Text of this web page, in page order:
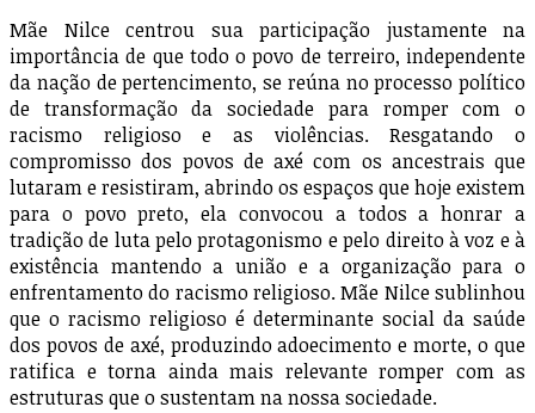
Mãe Nilce centrou sua participação justamente na
importância de que todo o povo de terreiro, independente
da nação de pertencimento, se reúna no processo político
de transformação da sociedade para romper com o
racismo religioso e as violências. Resgatando o
compromisso dos povos de axé com os ancestrais que
lutaram e resistiram, abrindo os espaços que hoje existem
para o povo preto, ela convocou a todos a honrar a
tradição de luta pelo protagonismo e pelo direito à voz e à
existência mantendo a união e a organização para o
enfrentamento do racismo religioso. Mãe Nilce sublinhou
que o racismo religioso é determinante social da saúde
dos povos de axé, produzindo adoecimento e morte, o que
ratifica e torna ainda mais relevante romper com as
estruturas que o sustentam na nossa sociedade.